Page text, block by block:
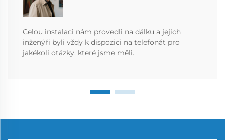
Celou instalaci nám provedli na dálku a jejich
inženýři byli vždy k dispozici na telefonát pro
jakékoli otázky, které jsme měli.